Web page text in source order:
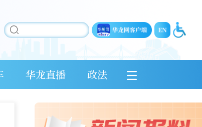
华龙直播 政法